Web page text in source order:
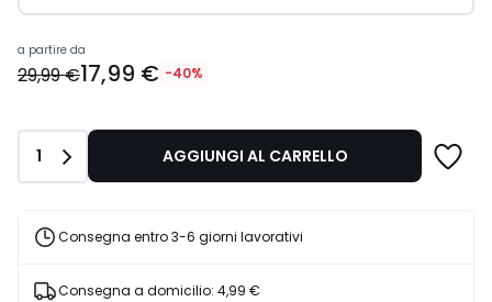
Prezzo
a
Invece
29,99
a partire da
29,99 €17,99 € -40%
Quantità
1 AGGIUNGI AL CARRELLO
Consegna entro 3-6 giorni lavorativi
Consegna a domicilio: 4,99 €